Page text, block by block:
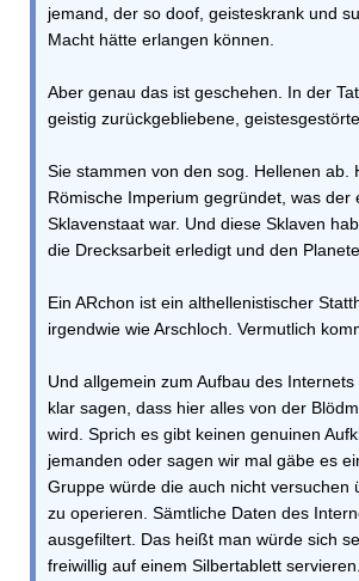
jemand, der so doof, geisteskrank und
Macht hätte erlangen können.
Aber genau das ist geschehen. In der
geistig zurückgebliebene,
Sie stammen von den sog. Hellenen ab.
Römische Imperium gegründet, was der
Sklavenstaat war. Und diese Sklaven
die Drecksarbeit erledigt und den
Ein ARchon ist ein althellenistischer
irgendwie wie Arschloch. Vermutlich
Und allgemein zum Aufbau des
klar sagen, dass hier alles von der
wird. Sprich es gibt keinen genuinen
jemanden oder sagen wir mal gäbe es
Gruppe würde die auch nicht versuchen
zu operieren. Sämtliche Daten des
ausgefiltert. Das heißt man würde sich
freiwillig auf einem Silbertablett servieren.